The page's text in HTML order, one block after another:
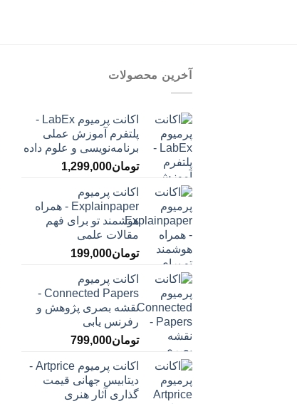
آخرین محصولات
اکانت پرمیوم LabEx -
پلتفرم آموزش عملی
برنامه‌نویسی و علوم داده
تومان1,299,000
اکانت پرمیوم
Explainpaper - همراه
هوشمند تو برای فهم
مقالات علمی
تومان199,000
اکانت پرمیوم
Connected Papers -
نقشه بصری پژوهش و
رفرنس یابی
تومان799,000
اکانت پرمیوم Artprice -
دیتابیس جهانی قیمت
‌گذاری آثار هنری